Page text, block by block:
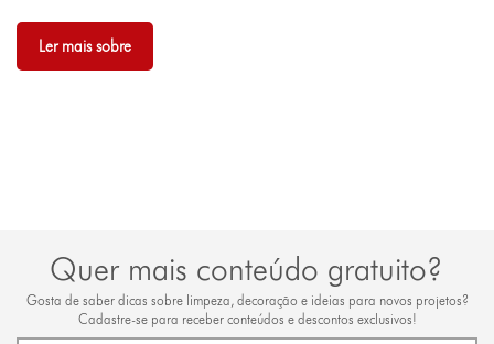
Ler mais sobre
Quer mais conteúdo gratuito?
Gosta de saber dicas sobre limpeza, decoração e ideias para novos projetos?
Cadastre-se para receber conteúdos e descontos exclusivos!